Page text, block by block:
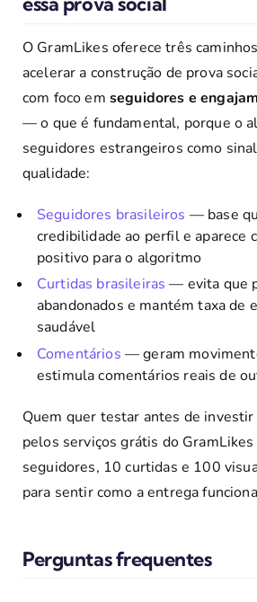
O GramLikes oferece três
acelerar a construção de prova
com foco em seguidores e
— o que é fundamental, porque o
seguidores estrangeiros como
qualidade:
Seguidores brasileiros — base
credibilidade ao perfil e aparece
positivo para o algoritmo
Curtidas brasileiras — evita que
abandonados e mantém taxa de
saudável
Comentários — geram
estimula comentários reais de
Quem quer testar antes de investir
pelos serviços grátis do
seguidores, 10 curtidas e 100
para sentir como a entrega
Perguntas frequentes